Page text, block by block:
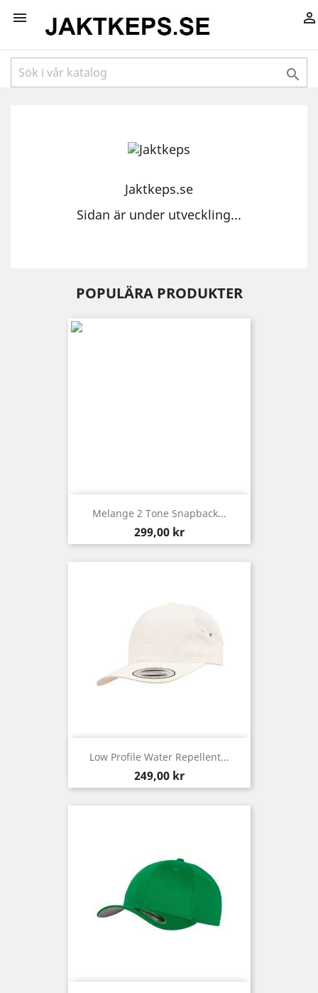
 

Jaktkeps.se
Sidan är under utveckling...
POPULÄRA PRODUKTER
Melange 2 Tone Snapback...
Pris
299,00 kr
Low Profile Water Repellent...
Pris
249,00 kr